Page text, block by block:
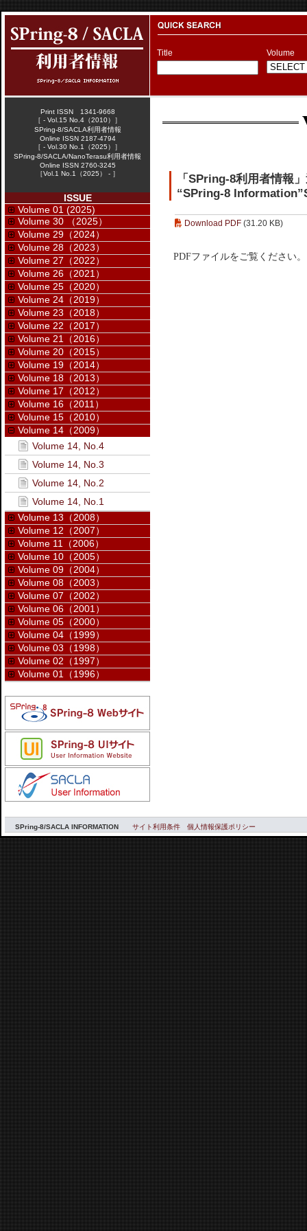
Title Volume
「SPring-8利用者情報
“SPring-8
Download PDF (31.20 KB)
PDFファイルをご覧ください。
Print ISSN 1341-9668
［ - Vol.15 No.4（2010）］
SPring-8/SACLA利用者情報
Online ISSN 2187-4794
［ - Vol.30 No.1（2025）］
SPring-8/SACLA/NanoTerasu利用者情報
Online ISSN 2760-3245
［Vol.1 No.1（2025） - ］
ISSUE
Volume 01 (2025)
Volume 30 （2025）
Volume 29（2024）
Volume 28（2023）
Volume 27（2022）
Volume 26（2021）
Volume 25（2020）
Volume 24（2019）
Volume 23（2018）
Volume 22（2017）
Volume 21（2016）
Volume 20（2015）
Volume 19（2014）
Volume 18（2013）
Volume 17（2012）
Volume 16（2011）
Volume 15（2010）
Volume 14（2009）
Volume 14, No.4
Volume 14, No.3
Volume 14, No.2
Volume 14, No.1
Volume 13（2008）
Volume 12（2007）
Volume 11（2006）
Volume 10（2005）
Volume 09（2004）
Volume 08（2003）
Volume 07（2002）
Volume 06（2001）
Volume 05（2000）
Volume 04（1999）
Volume 03（1998）
Volume 02（1997）
Volume 01（1996）
SPring-8/SACLA INFORMATION サイト利用条件 個人情報保護ポリシー